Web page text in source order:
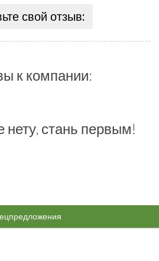
свой отзыв:
к компании:
стань первым!